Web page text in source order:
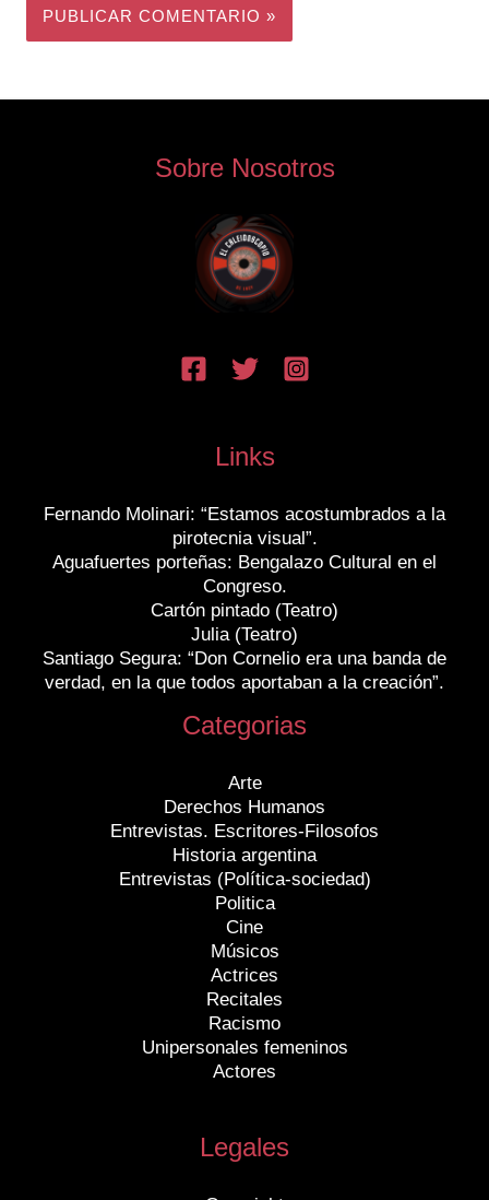
Sobre Nosotros
Links
Fernando Molinari: “Estamos acostumbrados a la
pirotecnia visual”.
Aguafuertes porteñas: Bengalazo Cultural en el
Congreso.
Cartón pintado (Teatro)
Julia (Teatro)
Santiago Segura: “Don Cornelio era una banda de
verdad, en la que todos aportaban a la creación”.
Categorias
Arte
Derechos Humanos
Entrevistas. Escritores-Filosofos
Historia argentina
Entrevistas (Política-sociedad)
Politica
Cine
Músicos
Actrices
Recitales
Racismo
Unipersonales femeninos
Actores
Legales